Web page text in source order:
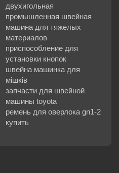
двухигольная
промышленная швейная
машина для тяжелых
материалов
приспособление для
установки кнопок
швейна машинка для
мішків
запчасти для швейной
машины toyota
ремень для оверлока gn1-2
купить